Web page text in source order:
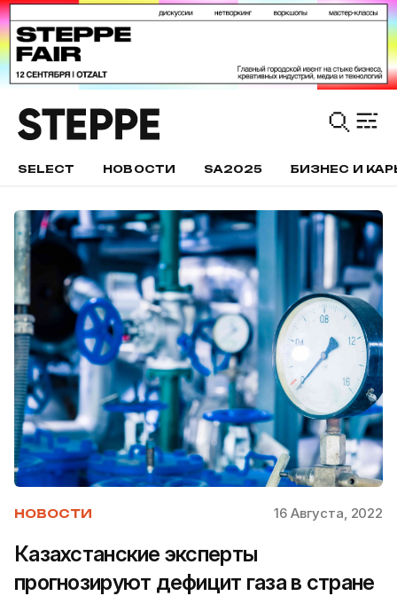
SELECT НОВОСТИ SA2025 БИЗНЕС И
НОВОСТИ 16 Августа, 2022
Казахстанские эксперты
прогнозируют дефицит газа в стране